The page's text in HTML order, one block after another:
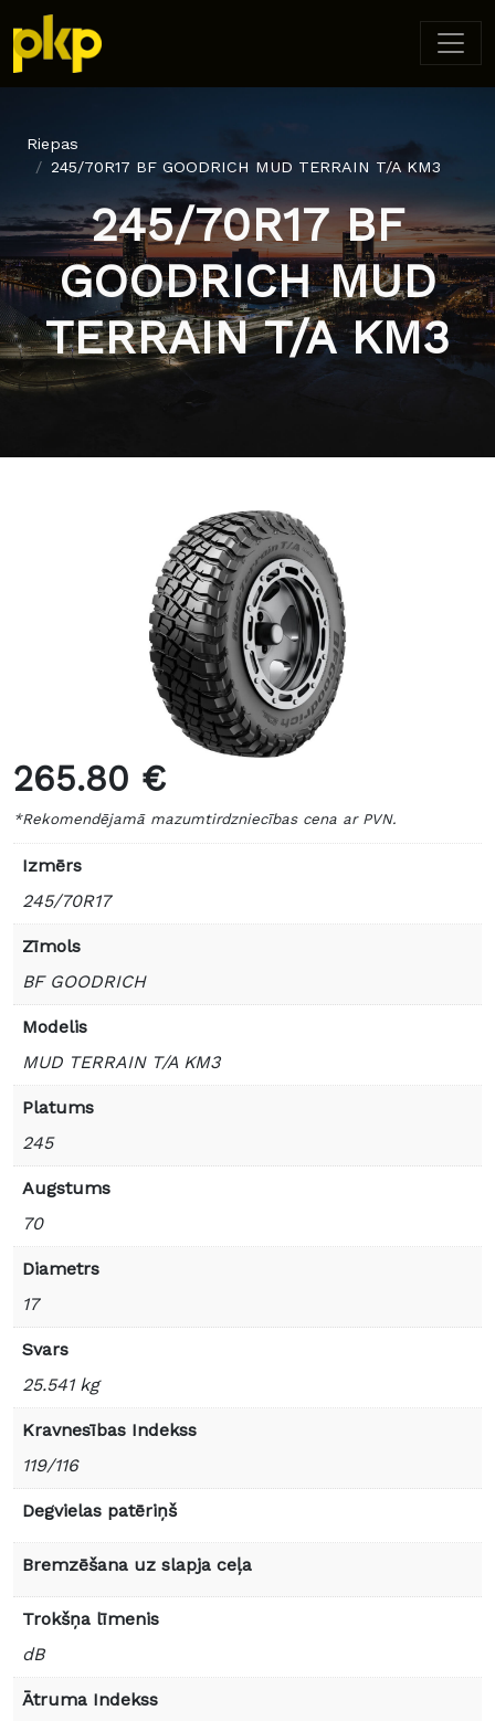
Riepas
245/70R17 BF GOODRICH MUD TERRAIN T/A KM3
245/70R17 BF
GOODRICH MUD
TERRAIN T/A KM3
265.80 €
*Rekomendējamā mazumtirdzniecības cena ar PVN.
Izmērs
245/70R17
Zīmols
BF GOODRICH
Modelis
MUD TERRAIN T/A KM3
Platums
245
Augstums
70
Diametrs
17
Svars
25.541 kg
Kravnesības Indekss
119/116
Degvielas patēriņš
Bremzēšana uz slapja ceļa
Trokšņa līmenis
dB
Ātruma Indekss